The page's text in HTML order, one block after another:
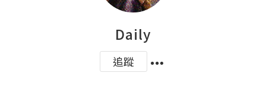
Daily
追蹤